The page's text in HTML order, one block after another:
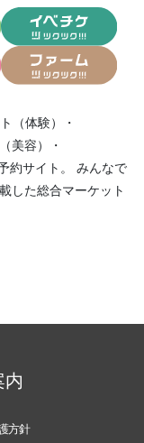
（体験）
・
美容）
・
約サイト。
みんなで
した総合マーケット
方針